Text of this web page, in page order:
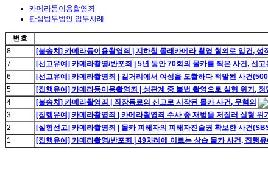
카메라등이용촬영죄
판심법무법인 업무사례
번호
8
[불송치] 카메라등이용촬영죄 | 지하철 몰래카메라 촬영 혐의로 입건, 성
7
[선고유예] 카메라촬영/반포죄 | 5년 동안 70회의 몰카를 찍은 사건, 선고
6
[선고유예] 카메라촬영죄 | 길거리에서 여성을 도촬하다 적발된 사건
5
[집행유예] 카메라등이용촬영죄 | 성관계 중 불법 촬영으로 실형 위기, 정
4
[불송치] 카메라촬영죄 | 직장동료의 신고로 시작된 몰카 사건, 무혐의
3
[집행유예] 카메라촬영죄 | 카메라촬영죄 수사 중 재범을 저질러 실형 위
2
[실형선고] 카메라촬영죄 | 몰카 피해자의 피해자진술권 확보한 사건
1
[집행유예] 카메라촬영/반포죄 | 49차례에 이르는 상습 몰카 사건, 집행유